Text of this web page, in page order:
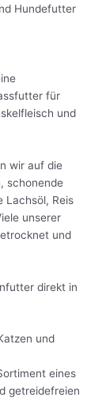
Hundefutter
für
und
wir auf die
schonende
Lachsöl, Reis
unserer
und
direkt in
und
eines
getreidefreien